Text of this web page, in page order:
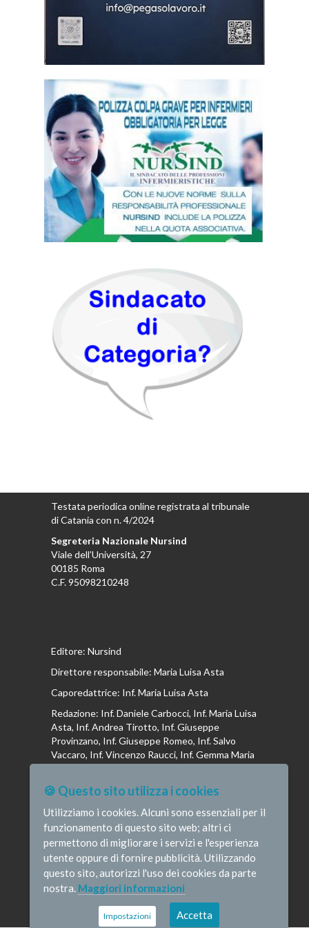
Testata periodica online registrata al tribunale
di Catania con n. 4/2024
Segreteria Nazionale Nursind
Viale dell’Università, 27
00185 Roma
C.F. 95098210248
Editore: Nursind
Direttore responsabile: Maria Luisa Asta
Caporedattrice: Inf. Maria Luisa Asta
Redazione: Inf. Daniele Carbocci, Inf. Maria Luisa
Asta, Inf. Andrea Tirotto, Inf. Giuseppe
Provinzano, Inf. Giuseppe Romeo, Inf. Salvo
Vaccaro, Inf. Vincenzo Raucci, Inf. Gemma Maria
Altavilla, Inf. Stefano Barone , Inf. Donato Cosi,
Inf. Romina Iannuzzi, Inf. Fausta Pileri
© Infermieristicamente - e-mail:
redazione@infermieristicamente.it
Disclaimer
🍪 Questo sito utilizza i cookies
Utilizziamo i cookies. Alcuni sono essenziali per il
funzionamento di questo sito web; altri ci
permettono di migliorare i servizi e l'esperienza
utente oppure di fornire pubblicità. Utilizzando
questo sito, autorizzi l'uso dei cookies da parte
nostra. Maggiori informazioni
Impostazioni Accetta